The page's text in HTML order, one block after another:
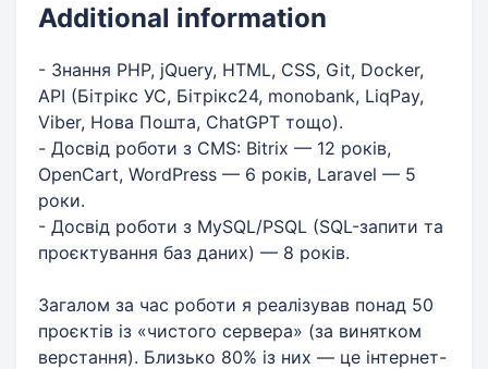
Additional information
- Знання PHP, jQuery, HTML, CSS, Git, Docker,
API (Бітрікс УС, Бітрікс24, monobank, LiqPay,
Viber, Нова Пошта, ChatGPT тощо).
- Досвід роботи з CMS: Bitrix — 12 років,
OpenCart, WordPress — 6 років, Laravel — 5
роки.
- Досвід роботи з MySQL/PSQL (SQL-запити та
проєктування баз даних) — 8 років.
Загалом за час роботи я реалізував понад 50
проєктів із «чистого сервера» (за винятком
верстання). Близько 80% із них — це інтернет-